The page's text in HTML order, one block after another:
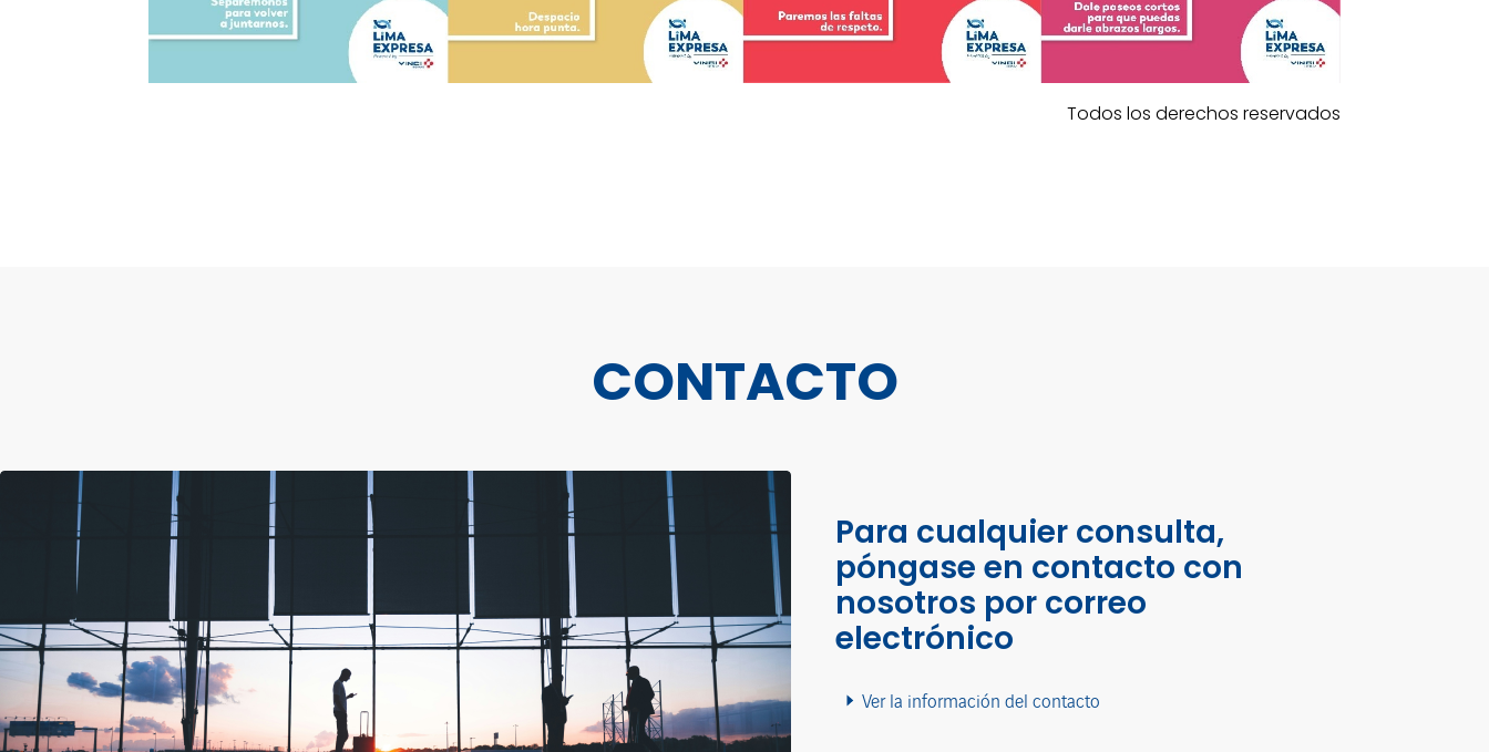
Todos los derechos reservados
CONTACTO
Para cualquier consulta,
póngase en contacto con
nosotros por correo
electrónico
Ver la información del contacto